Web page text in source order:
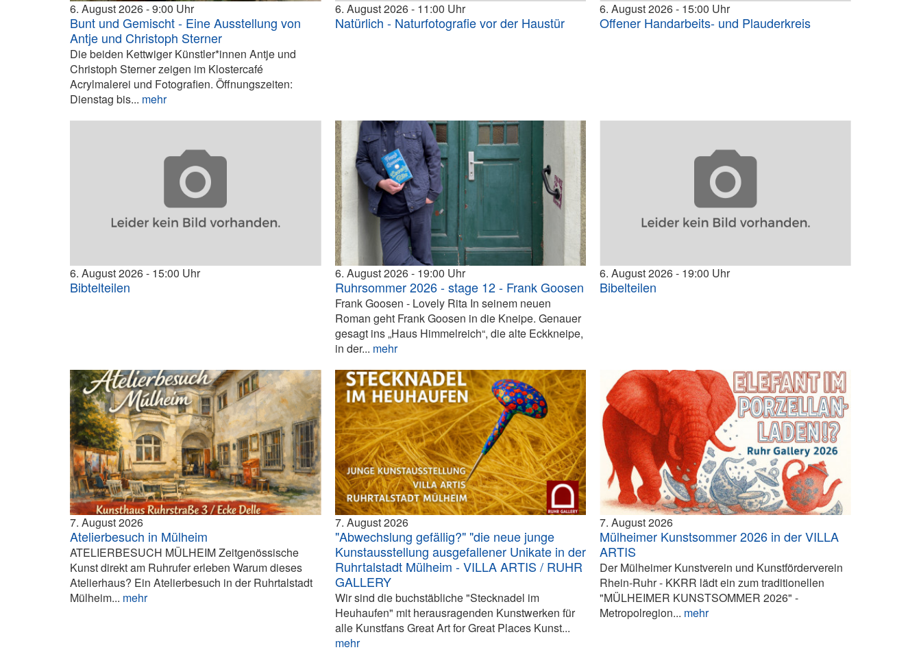
6. August 2026 9:00
Bunt und Gemischt - Eine Ausstellung von
Antje und Christoph Sterner
Die beiden Kettwiger Künstler*innen Antje und
Christoph Sterner zeigen im Klostercafé
Acrylmalerei und Fotografien. Öffnungszeiten:
Dienstag bis... mehr
6. August 2026 11:00
Natürlich - Naturfotografie vor der Haustür
6. August 2026 15:00
Offener Handarbeits- und Plauderkreis
6. August 2026 15:00
Bibtelteilen
6. August 2026 19:00
Ruhrsommer 2026 - stage 12 - Frank Goosen
Frank Goosen - Lovely Rita In seinem neuen
Roman geht Frank Goosen in die Kneipe. Genauer
gesagt ins „Haus Himmelreich“, die alte Eckkneipe,
in der... mehr
6. August 2026 19:00
Bibelteilen
7. August 2026
Atelierbesuch in Mülheim
ATELIERBESUCH MÜLHEIM Zeitgenössische
Kunst direkt am Ruhrufer erleben Warum dieses
Atelierhaus? Ein Atelierbesuch in der Ruhrtalstadt
Mülheim... mehr
7. August 2026
"Abwechslung gefällig?" "die neue junge
Kunstausstellung ausgefallener Unikate in der
Ruhrtalstadt Mülheim - VILLA ARTIS / RUHR
GALLERY
Wir sind die buchstäbliche "Stecknadel im
Heuhaufen" mit herausragenden Kunstwerken für
alle Kunstfans Great Art for Great Places Kunst...
mehr
7. August 2026
Mülheimer Kunstsommer 2026 in der VILLA
ARTIS
Der Mülheimer Kunstverein und Kunstförderverein
Rhein-Ruhr - KKRR lädt ein zum traditionellen
"MÜLHEIMER KUNSTSOMMER 2026" -
Metropolregion... mehr